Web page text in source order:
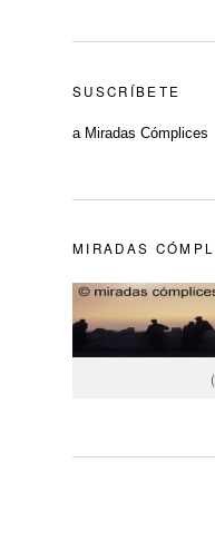
SUSCRÍBETE
a Miradas Cómplices
MIRADAS